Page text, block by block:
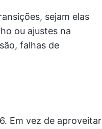
sejam elas
ou ajustes na
falhas de
Em vez de aproveitar